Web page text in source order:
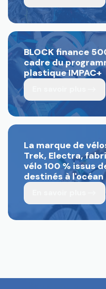
BLOCK finance
cadre du
plastique IMPAC+
La marque de
Trek, Electra,
vélo 100 % issus
destinés à l'océan